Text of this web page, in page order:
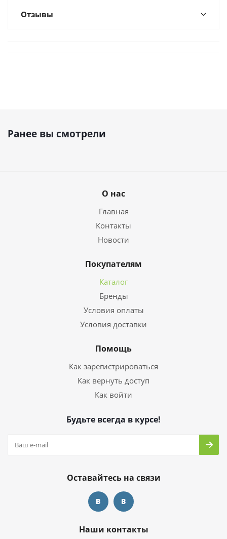
Отзывы
Ранее вы смотрели
О нас
Главная
Контакты
Новости
Покупателям
Каталог
Бренды
Условия оплаты
Условия доставки
Помощь
Как зарегистрироваться
Как вернуть доступ
Как войти
Будьте всегда в курсе!
Оставайтесь на связи
Наши контакты